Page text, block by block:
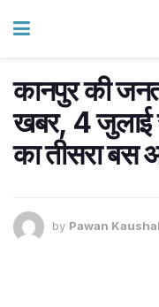
कानपुर की
खबर, 4 जुलाई
का तीसरा बस
by Pawan Kaushal